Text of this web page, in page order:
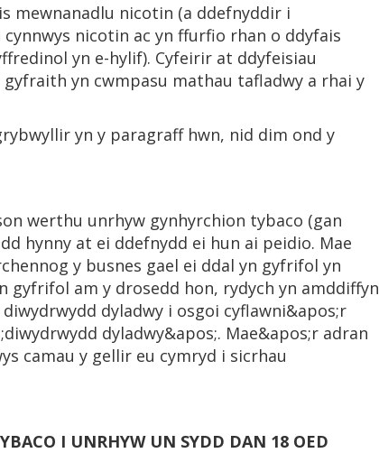
mewnanadlu nicotin (a ddefnyddir i
nicotin ac yn ffurfio rhan o ddyfais
yn e-hylif). Cyfeirir at ddyfeisiau
yn cwmpasu mathau tafladwy a rhai y
yn y paragraff hwn, nid dim ond y
werthu unrhyw gynhyrchion tybaco (gan
hynny at ei ddefnydd ei hun ai peidio. Mae
y busnes gael ei ddal yn gyfrifol yn
gyfrifol am y drosedd hon, rydych yn amddiffyn
dyladwy i osgoi cyflawni&apos;r
dyladwy&apos;. Mae&apos;r adran
camau y gellir eu cymryd i sicrhau
I UNRHYW UN SYDD DAN 18 OED